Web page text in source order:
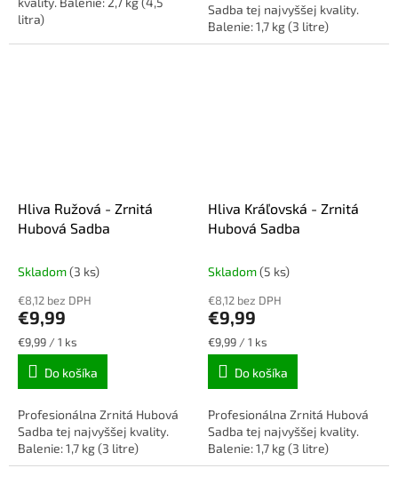
litra)
Sadba tej najvyššej kvality.
Balenie: 1,7 kg (3 litre)
Hliva Ružová - Zrnitá
Hubová Sadba
Skladom(3 ks)
€8,12 bez DPH
€9,99
Jednotková
cena:
€9,99 / 1 ks
Do košíka
Profesionálna Zrnitá Hubová
Sadba tej najvyššej kvality.
Balenie: 1,7 kg (3 litre)
Hliva Kráľovská - Zrnitá
Hubová Sadba
Skladom(5 ks)
€8,12 bez DPH
€9,99
Jednotková
cena:
€9,99 / 1 ks
Do košíka
Profesionálna Zrnitá Hubová
Sadba tej najvyššej kvality.
Balenie: 1,7 kg (3 litre)